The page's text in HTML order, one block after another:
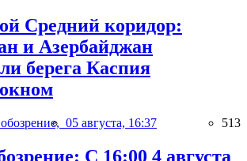
Средний коридор:
и Азербайджан
берега Каспия
05 августа, 16:37 513
С 16:00 4 августа